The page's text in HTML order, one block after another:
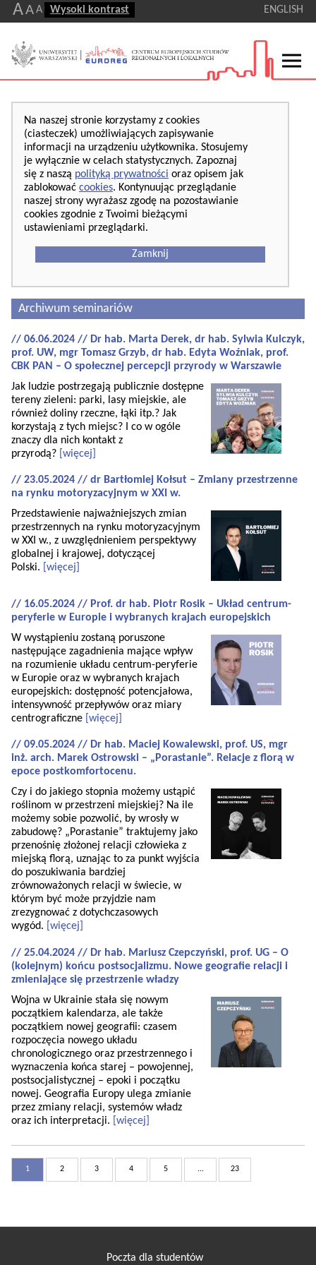
AA A Wysoki kontrast ENGLISH
Na naszej stronie korzystamy z cookies
(ciasteczek) umożliwiających zapisywanie
informacji na urządzeniu użytkownika. Stosujemy
je wyłącznie w celach statystycznych. Zapoznaj
się z naszą polityką prywatności oraz opisem jak
zablokować cookies. Kontynuując przeglądanie
naszej strony wyrażasz zgodę na pozostawianie
cookies zgodnie z Twoimi bieżącymi
ustawieniami przeglądarki.
Zamknij
Archiwum seminariów
// 06.06.2024 // Dr hab. Marta Derek, dr hab. Sylwia Kulczyk,
prof. UW, mgr Tomasz Grzyb, dr hab. Edyta Woźniak, prof.
CBK PAN – O społecznej percepcji przyrody w Warszawie
Jak ludzie postrzegają publicznie dostępne
tereny zieleni: parki, lasy miejskie, ale
również doliny rzeczne, łąki itp.? Jak
korzystają z tych miejsc? I co w ogóle
znaczy dla nich kontakt z
przyrodą? [więcej]
// 23.05.2024 // dr Bartłomiej Kołsut – Zmiany przestrzenne
na rynku motoryzacyjnym w XXI w.
Przedstawienie najważniejszych zmian
przestrzennych na rynku motoryzacyjnym
w XXI w., z uwzględnieniem perspektywy
globalnej i krajowej, dotyczącej
Polski.
[więcej]
// 16.05.2024 // Prof. dr hab. Piotr Rosik – Układ centrum-
peryferie w Europie i wybranych krajach europejskich
W wystąpieniu zostaną poruszone
następujące zagadnienia mające wpływ
na rozumienie układu centrum-peryferie
w Europie oraz w wybranych krajach
europejskich: dostępność potencjałowa,
intensywność przepływów oraz miary
centrograficzne [więcej]
// 09.05.2024 // Dr hab. Maciej Kowalewski, prof. US, mgr
inż. arch. Marek Ostrowski – „Porastanie”. Relacje z florą w
epoce postkomfortocenu.
Czy i do jakiego stopnia możemy ustąpić
roślinom w przestrzeni miejskiej? Na ile
możemy sobie pozwolić, by wrosły w
zabudowę? „Porastanie” traktujemy jako
przenośnię złożonej relacji człowieka z
miejską florą, uznając to za punkt wyjścia
do poszukiwania bardziej
zrównoważonych relacji w świecie, w
którym być może przyjdzie nam
zrezygnować z dotychczasowych
wygód.
[więcej]
// 25.04.2024 // Dr hab. Mariusz Czepczyński, prof. UG – O
(kolejnym) końcu postsocjalizmu. Nowe geografie relacji i
zmieniające się przestrzenie władzy
Wojna w Ukrainie stała się nowym
początkiem kalendarza, ale także
początkiem nowej geografii: czasem
rozpoczęcia nowego układu
chronologicznego oraz przestrzennego i
wyznaczenia końca starej – powojennej,
postsocjalistycznej – epoki i początku
nowej. Geografia Europy ulega zmianie
przez zmiany relacji, systemów władz
oraz ich interpretacji.
[więcej]
1 2 3 4 5 ... 23
Poczta dla studentów